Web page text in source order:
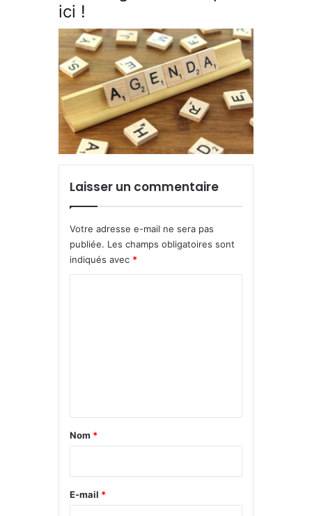
ici !
Laisser un commentaire
Votre adresse e-mail ne sera pas
publiée. Les champs obligatoires sont
indiqués avec *
a
e
Nom *
E-mail *